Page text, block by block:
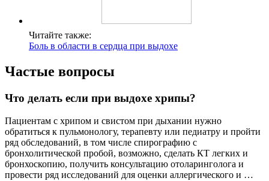
Читайте также:
Боль в области в сердца при выдохе
Частые вопросы
Что делать если при выдохе хрипы?
Пациентам с хрипом и свистом при дыхании нужно
обратиться к пульмонологу, терапевту или педиатру и пройти
ряд обследований, в том числе спирографию с
бронхолитической пробой, возможно, сделать КТ легких и
бронхоскопию, получить консультацию отоларинголога и
провести ряд исследований для оценки аллергического и …